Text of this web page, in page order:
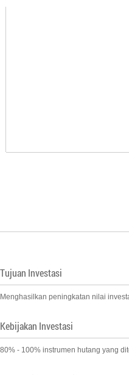
Tujuan Investasi
Menghasilkan peningkatan nilai
Kebijakan Investasi
80% - 100% instrumen hutang yang